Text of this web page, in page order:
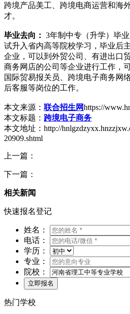
跨境产品美工、跨境电商运营和海
才。
毕业去向： 3年制中专（升学）毕
试升入省内高等院校学习，毕业后
企业，可以到外贸公司、有进出口
商务网店的公司等企业进行工作，
国际贸易报关员、跨境电子商务网
后客服等岗位的工作。
本文来源： 联合招生网https://
本文标题： 跨境电子商务
本文地址：http://
20909.shtml
上一篇：
下一篇：
相关新闻
快速报名登记
姓名：
电话：
学历：
专业：
院校：
热门学校